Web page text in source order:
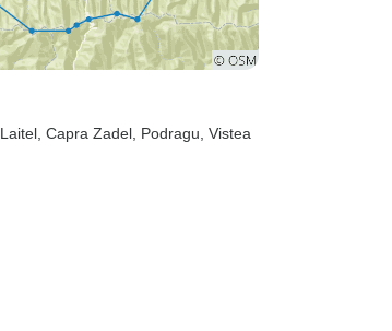
, Capra Zadel , Podragu , Vistea